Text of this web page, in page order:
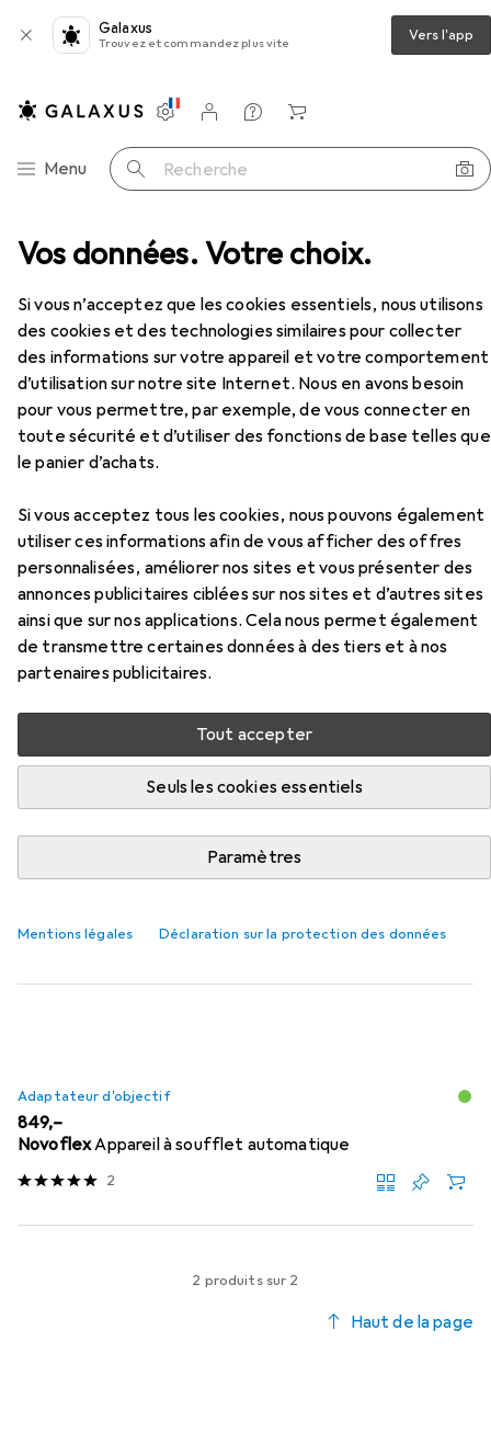
Vos données. Votre choix.
Si vous n’acceptez que les cookies essentiels, nous utilisons
des cookies et des technologies similaires pour collecter
des informations sur votre appareil et votre comportement
d’utilisation sur notre site Internet. Nous en avons besoin
pour vous permettre, par exemple, de vous connecter en
toute sécurité et d’utiliser des fonctions de base telles que
le panier d’achats.
Si vous acceptez tous les cookies, nous pouvons également
utiliser ces informations afin de vous afficher des offres
personnalisées, améliorer nos sites et vous présenter des
annonces publicitaires ciblées sur nos sites et d’autres sites
ainsi que sur nos applications. Cela nous permet également
de transmettre certaines données à des tiers et à nos
partenaires publicitaires.
Tout accepter
Seuls les cookies essentiels
Paramètres
Mentions légales Déclaration sur la protection des données
Galaxus
Trouvez et commandez plus vite Vers l'app
Navigation par catégorie
Menu Recherche
Paramètres
Compte client
Listes de comparaison
Listes d'envies
Panier
Objectif Meike 35mm f/1.7 Monture Sony E
EUR
110,81
Meike35mm f/1.7 Monture Sony E
Sony E, APS-C / DX
Accessoires pour Meike 35mm
f/1.7 Monture Sony E
Ici, vous trouverez des accessoires compatibles avec le
produit Meike 35mm f/1.7 Monture Sony E des catégories
Filtre photo : accessoires et Adaptateur d'objectif.
Pertinence
juste 1 pièce
seulement 1 / 1
seulement 1 article
Carry SpeedMagFilter Adapter Ring 49mm
1
Adaptateur d'objectif
EUR
849,–
NovoflexAppareil à soufflet automatique
2
2 produits sur 2
Haut de la page